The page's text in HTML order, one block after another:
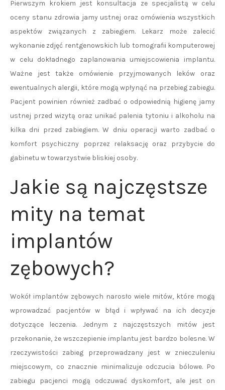
Pierwszym krokiem jest konsultacja ze specjalistą w celu
oceny stanu zdrowia jamy ustnej oraz omówienia wszystkich
aspektów związanych z zabiegiem. Lekarz może zalecić
wykonanie zdjęć rentgenowskich lub tomografii komputerowej
w celu dokładnego zaplanowania umiejscowienia implantu.
Ważne jest także omówienie przyjmowanych leków oraz
ewentualnych alergii, które mogą wpłynąć na przebieg zabiegu.
Pacjent powinien również zadbać o odpowiednią higienę jamy
ustnej przed wizytą oraz unikać palenia tytoniu i alkoholu na
kilka dni przed zabiegiem. W dniu operacji warto zadbać o
komfort psychiczny poprzez relaksację oraz przybycie do
gabinetu w towarzystwie bliskiej osoby.
Jakie są najczęstsze
mity na temat
implantów
zębowych?
Wokół implantów zębowych narosło wiele mitów, które mogą
wprowadzać pacjentów w błąd i wpływać na ich decyzje
dotyczące leczenia. Jednym z najczęstszych mitów jest
przekonanie, że wszczepienie implantu jest bardzo bolesne. W
rzeczywistości zabieg przeprowadzany jest w znieczuleniu
miejscowym, co znacznie minimalizuje odczucia bólowe. Po
zabiegu pacjenci mogą odczuwać dyskomfort, ale jest on